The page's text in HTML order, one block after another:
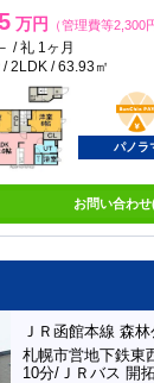
万円 （管理費等2,300
/ 礼 1ヶ月
/ 2LDK / 63.93㎡
パノラ
お問い合わ
ＪＲ函館本線 森
札幌市営地下鉄東
10分/ＪＲバス 開